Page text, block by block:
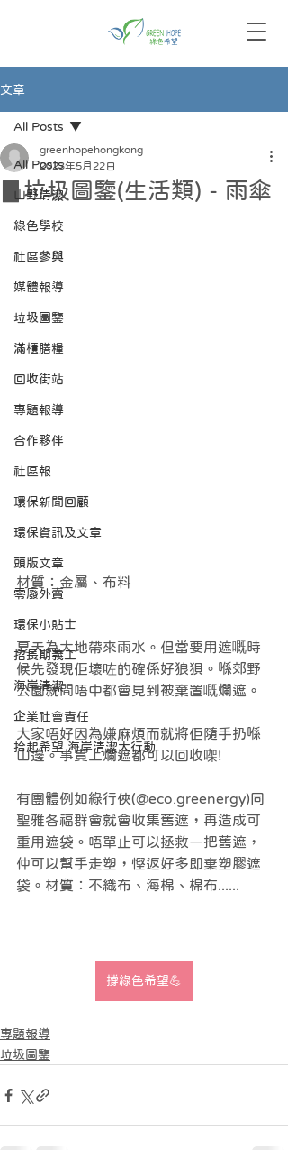
文章
All Posts
山野清潔
綠色學校
社區參與
媒體報導
垃圾圖鑒
滿櫃膳糧
回收街站
專題報導
合作夥伴
社區報
環保新聞回顧
環保資訊及文章
頭版文章
零廢外賣
環保小貼士
招長期義工
海岸清潔
企業社會責任
拾起希望 海岸清潔大行動
All Posts
▊垃圾圖鑒(生活類) - 雨傘
greenhopehongkong
2023年5月22日
材質：金屬、布料
夏天為大地帶來雨水。但當要用遮嘅時
候先發現佢壞咗的確係好狼狽。喺郊野
公園就間唔中都會見到被棄置嘅爛遮。
大家唔好因為嫌麻煩而就將佢隨手扔喺
山邊。事實上爛遮都可以回收㗎!
有團體例如綠行俠(@eco.greenergy)同
聖雅各福群會就會收集舊遮，再造成可
重用遮袋。唔單止可以拯救一把舊遮，
仲可以幫手走塑，慳返好多即棄塑膠遮
袋。材質：不織布、海棉、棉布......
撐綠色希望💪
專題報導
垃圾圖鑒